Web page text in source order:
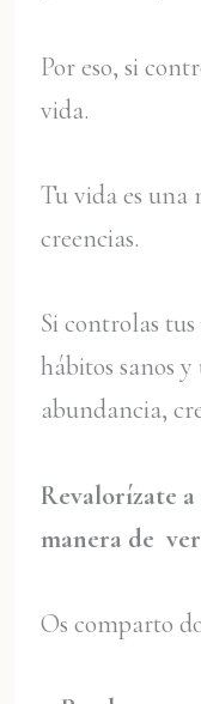
Por eso, si
vida.
Tu vida es una
creencias.
Si controlas
hábitos sanos
abundancia,
Revalorízate
manera de
Os comparto